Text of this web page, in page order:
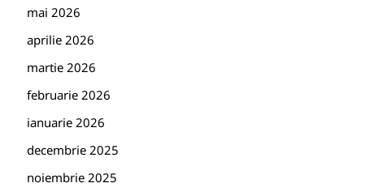
mai 2026
aprilie 2026
martie 2026
februarie 2026
ianuarie 2026
decembrie 2025
noiembrie 2025